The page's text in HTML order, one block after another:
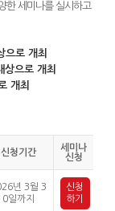
한 세미나를 실시하고
으로 개최
상으로 개최
개최
신청기간
세미나
신청
년 3월 3
0일까지
신청
하기